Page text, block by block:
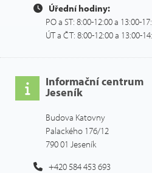
Úřední hodiny:
PO a ST: 8:00-12:00 a 13:00-
ÚT a ČT: 8:00-12:00 a 13:00-
Informační centrum
Jeseník
Budova Katovny
Palackého 176/12
790 01 Jeseník
+420 584 453 693